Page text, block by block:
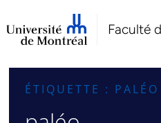
Faculté
ÉTIQUETTE : PALÉO